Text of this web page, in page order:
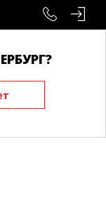
хлопок синие